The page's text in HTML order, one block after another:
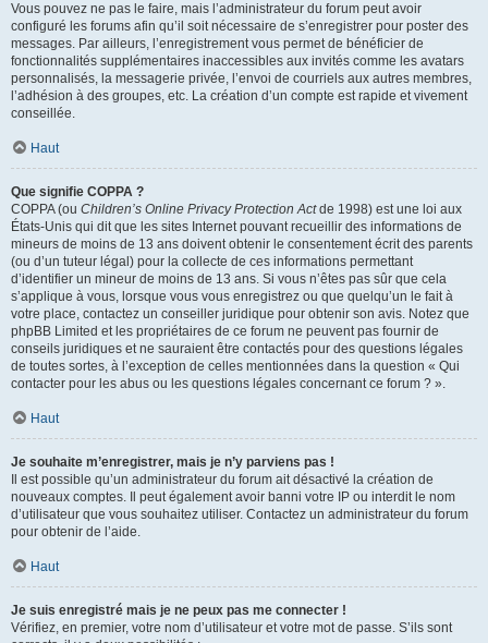
Vous pouvez ne pas le faire, mais l’administrateur du forum peut avoir
configuré les forums afin qu’il soit nécessaire de s’enregistrer pour poster des
messages. Par ailleurs, l’enregistrement vous permet de bénéficier de
fonctionnalités supplémentaires inaccessibles aux invités comme les avatars
personnalisés, la messagerie privée, l’envoi de courriels aux autres membres,
l’adhésion à des groupes, etc. La création d’un compte est rapide et vivement
conseillée.
Haut
Que signifie COPPA ?
COPPA (ou Children’s Online Privacy Protection Actde 1998) est une loi aux
États-Unis qui dit que les sites Internet pouvant recueillir des informations de
mineurs de moins de 13 ans doivent obtenir le consentement écrit des parents
(ou d’un tuteur légal) pour la collecte de ces informations permettant
d’identifier un mineur de moins de 13 ans. Si vous n’êtes pas sûr que cela
s’applique à vous, lorsque vous vous enregistrez ou que quelqu’un le fait à
votre place, contactez un conseiller juridique pour obtenir son avis. Notez que
phpBB Limited et les propriétaires de ce forum ne peuvent pas fournir de
conseils juridiques et ne sauraient être contactés pour des questions légales
de toutes sortes, à l’exception de celles mentionnées dans la question « Qui
contacter pour les abus ou les questions légales concernant ce forum ? ».
Haut
Je souhaite m’enregistrer, mais je n’y parviens pas !
Il est possible qu’un administrateur du forum ait désactivé la création de
nouveaux comptes. Il peut également avoir banni votre IP ou interdit le nom
d’utilisateur que vous souhaitez utiliser. Contactez un administrateur du forum
pour obtenir de l’aide.
Haut
Je suis enregistré mais je ne peux pas me connecter !
Vérifiez, en premier, votre nom d’utilisateur et votre mot de passe. S’ils sont